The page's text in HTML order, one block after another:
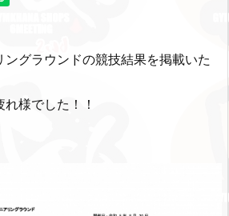
グラウンドの競技結果を掲載いた
様でした！！